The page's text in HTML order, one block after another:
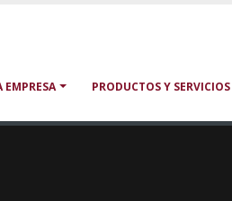
EMPRESA PRODUCTOS Y SERVICIOS